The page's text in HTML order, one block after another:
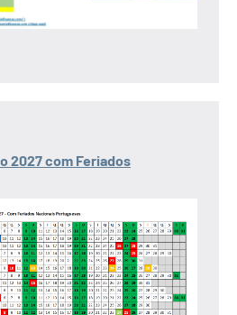
2027 com Feriados